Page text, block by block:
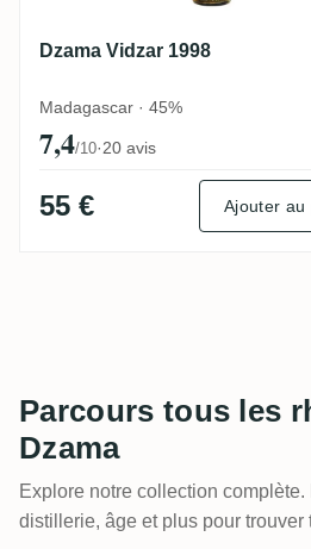
Dzama Vidzar 1998
Madagascar · 45%
7,4/10·20 avis
55 € Ajouter au
Parcours tous les
Dzama
Explore notre collection complète.
distillerie, âge et plus pour trouver